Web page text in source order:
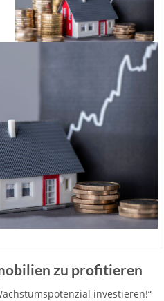
zu profitieren
investieren!“